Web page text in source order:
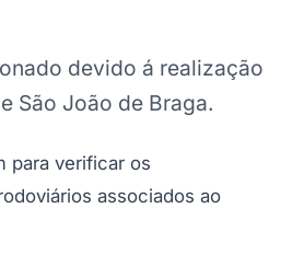
devido á realização
São João de Braga.
para verificar os
associados ao